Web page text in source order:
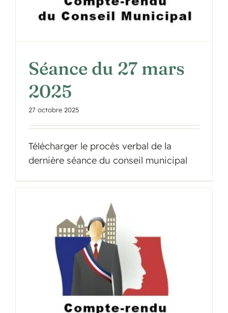
Séance du 27 mars
2025
27 octobre 2025
Télécharger le procès verbal de la
dernière séance du conseil municipal